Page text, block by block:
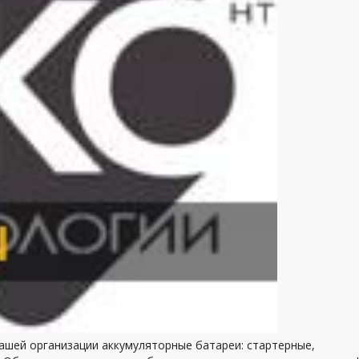
организации аккумуляторные батареи: стартерные,